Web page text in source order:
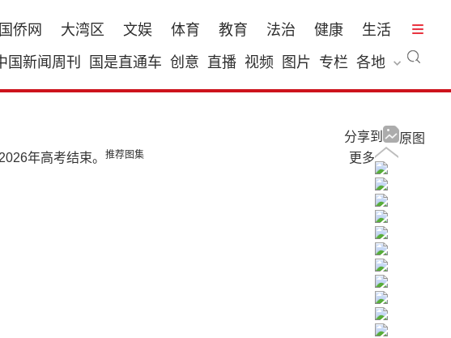
侨网 大湾区 文娱 体育 教育 法治 健康
生活
国新闻周刊 国是直通车 创意 直播 视频 图片 专栏 各地
原图
分享到
年高考结束。 推荐图集 更多